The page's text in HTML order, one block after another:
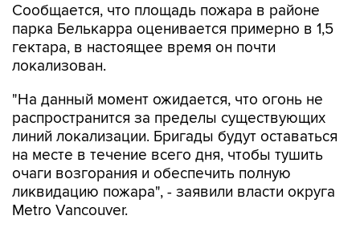
Сообщается, что площадь пожара в районе
парка Белькарра оценивается примерно в 1,5
гектара, в настоящее время он почти
локализован.
"На данный момент ожидается, что огонь не
распространится за пределы существующих
линий локализации. Бригады будут оставаться
на месте в течение всего дня, чтобы тушить
очаги возгорания и обеспечить полную
ликвидацию пожара", - заявили власти округа
Metro Vancouver.